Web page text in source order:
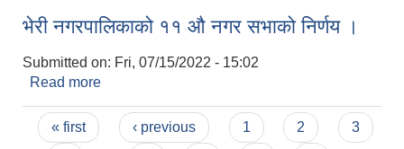
भेरी नगरपालिकाको ११ औ नगर सभाको निर्णय ।
Submitted on: Fri, 07/15/2022 - 15:02
Read more
Pages
« first ‹ previous 1 2
3